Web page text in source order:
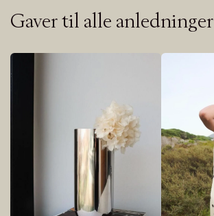
Gaver til alle anledninger